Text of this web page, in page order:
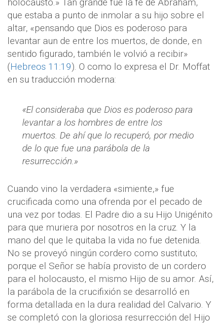
holocausto.» Tan grande fue la fe de Abraham,
que estaba a punto de inmolar a su hijo sobre el
altar, «pensando que Dios es poderoso para
levantar aun de entre los muertos, de donde, en
sentido figurado, también le volvió a recibir»
(Hebreos 11:19). O como lo expresa el Dr. Moffat
en su traducción moderna:
«El consideraba que Dios es poderoso para
levantar a los hombres de entre los
muertos. De ahí que lo recuperó, por medio
de lo que fue una parábola de la
resurrección.»
Cuando vino la verdadera «simiente,» fue
crucificada como una ofrenda por el pecado de
una vez por todas. El Padre dio a su Hijo Unigénito
para que muriera por nosotros en la cruz. Y la
mano del que le quitaba la vida no fue detenida.
No se proveyó ningún cordero como sustituto;
porque el Señor se había provisto de un cordero
para el holocausto, el mismo Hijo de su amor. Así,
la parábola de la crucifixión se desarrolló en
forma detallada en la dura realidad del Calvario. Y
se completó con la gloriosa resurrección del Hijo